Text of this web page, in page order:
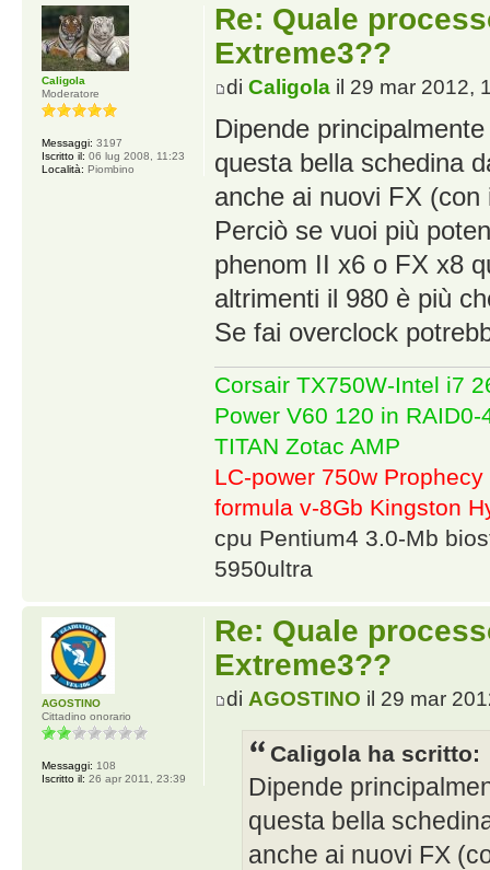
Re: Quale
Extreme3??
di Caligolail 29 mar 2012,
Dipende
questa bella schedina
anche ai nuovi FX (con
Perciò se vuoi più
phenom II x6 o FX x8
altrimenti il 980 è più
Se fai overclock
Corsair TX750W-Intel i7
Power V60 120 in
TITAN Zotac AMP
LC-power 750w
formula v-8Gb Kingston
cpu Pentium4 3.0-Mb
5950ultra
Caligola
Moderatore
Messaggi: 3197
Iscritto il: 06 lug 2008, 11:23
Località: Piombino
Re: Quale
Extreme3??
di AGOSTINO il 29 mar
Caligola ha scritto:
Dipende
questa bella
anche ai nuovi FX
AGOSTINO
Cittadino onorario
Messaggi: 108
Iscritto il: 26 apr 2011, 23:39